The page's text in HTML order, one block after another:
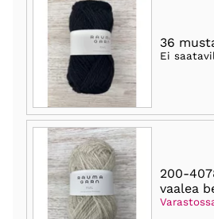
36
Ei
200-
vaalea